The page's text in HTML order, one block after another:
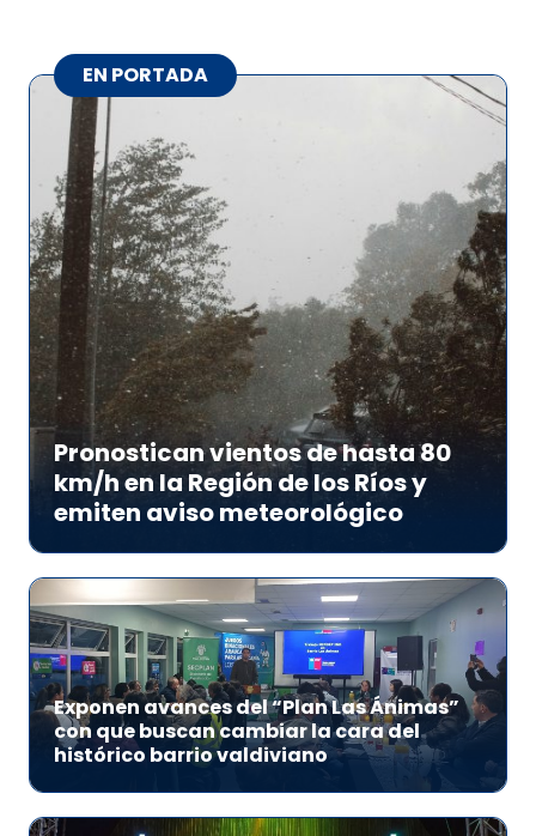
EN PORTADA
Pronostican vientos de hasta 80
km/h en la Región de los Ríos y
emiten aviso meteorológico
Exponen avances del “Plan Las Ánimas”
con que buscan cambiar la cara del
histórico barrio valdiviano